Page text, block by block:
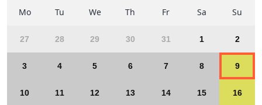
Mo Tu We Th Fr Sa Su
27 28 29 30 31 1 2
3 4 5 6 7 8 9
10 11 12 13 14 15 16